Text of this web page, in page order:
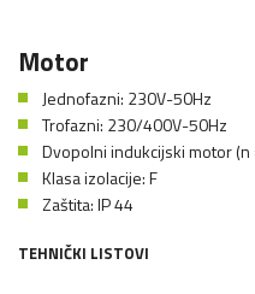
Motor
Jednofazni: 230V-50Hz
Trofazni: 230/400V-50Hz
Dvopolni indukcijski motor (n
Klasa izolacije: F
Zaštita: IP 44
TEHNIČKI LISTOVI